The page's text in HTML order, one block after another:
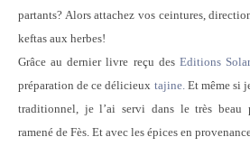
partants? Alors attachez vos ceintures,
keftas aux herbes!
Grâce au dernier livre reçu des Editions Solar
préparation de ce délicieux tajine.Et même si
traditionnel, je l’ai servi dans le très beau
ramené de Fès. Et avec les épices en